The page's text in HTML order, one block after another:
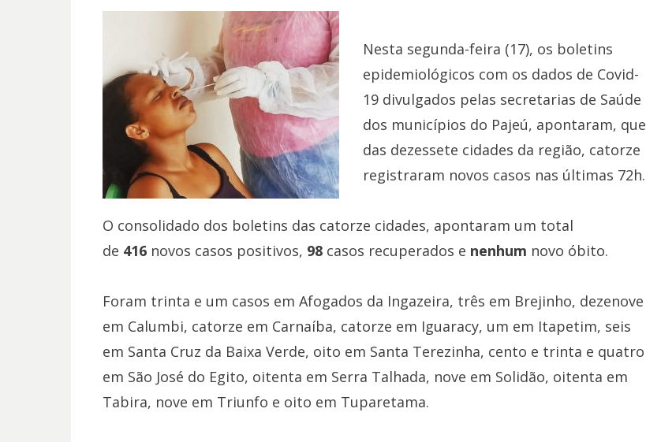
Nesta segunda-feira (17), os boletins
epidemiológicos com os dados de Covid-
19 divulgados pelas secretarias de Saúde
dos municípios do Pajeú, apontaram, que
das dezessete cidades da região, catorze
registraram novos casos nas últimas 72h.
O consolidado dos boletins das catorze cidades, apontaram um total
de 416 novos casos positivos, 98 casos recuperados e nenhum novo óbito.
Foram trinta e um casos em Afogados da Ingazeira, três em Brejinho, dezenove
em Calumbi, catorze em Carnaíba, catorze em Iguaracy, um em Itapetim, seis
em Santa Cruz da Baixa Verde, oito em Santa Terezinha, cento e trinta e quatro
em São José do Egito, oitenta em Serra Talhada, nove em Solidão, oitenta em
Tabira, nove em Triunfo e oito em Tuparetama.